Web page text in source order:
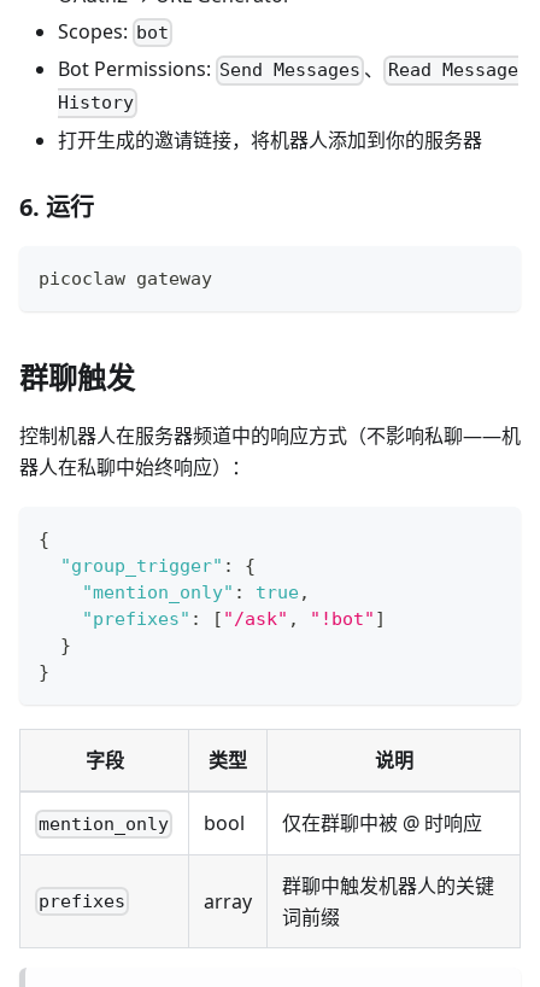
Scopes: bot
Bot Permissions: Send Messages 、
Read Message
History
打开生成的邀请链接，将机器人添加到你的服务器
6. 运行
picoclaw gateway
群聊触发
控制机器人在服务器频道中的响应方式（不影响私聊——机
器人在私聊中始终响应）：
{
"group_trigger" :
{
"mention_only" : true,
"prefixes" : [ "/ask" , "!bot" ]
}
}
字段 类型 说明
mention_only bool 仅在群聊中被 @ 时响应
prefixes array
群聊中触发机器人的关键
词前缀